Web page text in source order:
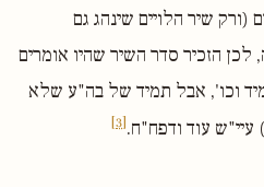
(ורק שיר הלויים שינהג גם
הזכיר סדר השיר שהיו אומרים
וכו', אבל תמיד של בה"ע שלא
עיי"ש עוד ודפח"ח.[3]